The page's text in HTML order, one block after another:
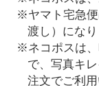
※ヤマト宅急
渡し）になり
※ネコポスは、
で、写真キ
注文でご利用